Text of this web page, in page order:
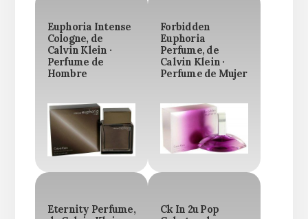
Euphoria Intense
Cologne, de
Calvin Klein ·
Perfume de
Hombre
Forbidden
Euphoria
Perfume, de
Calvin Klein ·
Perfume de Mujer
Eternity Perfume,
Ck In 2u Pop